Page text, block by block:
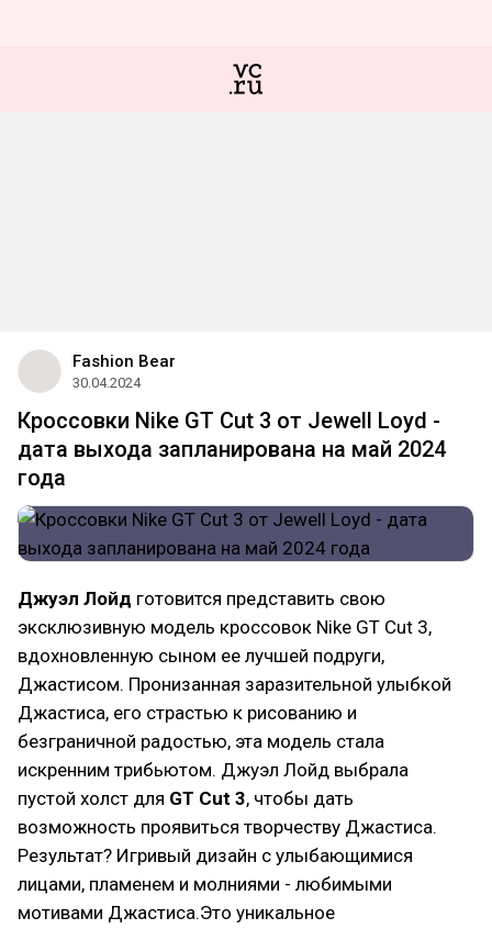
Fashion Bear
30.04.2024
Кроссовки Nike GT Cut 3 от Jewell Loyd -
дата выхода запланирована на май 2024
года
Джуэл Лойд готовится представить свою
эксклюзивную модель кроссовок Nike GT Cut 3,
вдохновленную сыном ее лучшей подруги,
Джастисом. Пронизанная заразительной улыбкой
Джастиса, его страстью к рисованию и
безграничной радостью, эта модель стала
искренним трибьютом. Джуэл Лойд выбрала
пустой холст для GT Cut 3, чтобы дать
возможность проявиться творчеству Джастиса.
Результат? Игривый дизайн с улыбающимися
лицами, пламенем и молниями - любимыми
мотивами Джастиса.Это уникальное